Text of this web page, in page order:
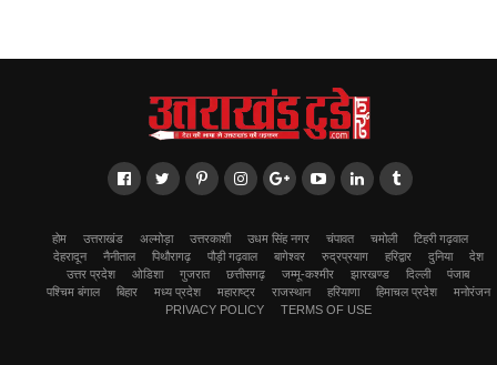
होम उत्तराखंड अल्मोड़ा उत्तरकाशी उधम सिंह नगर चंपावत चमोली
टिहरी गढ़वाल
देहरादून
नैनीताल पिथौरागढ़ पौड़ी गढ़वाल बागेश्वर रुद्रप्रयाग हरिद्वार दुनिया
देश
उत्तर प्रदेश
ओडिशा गुजरात छत्तीसगढ़ जम्मू-कश्मीर झारखण्ड दिल्ली
पंजाब
पश्चिम बंगाल
बिहार मध्य प्रदेश महाराष्ट्र राजस्थान हरियाणा हिमाचल प्रदेश
मनोरंजन
PRIVACY POLICY
TERMS OF USE